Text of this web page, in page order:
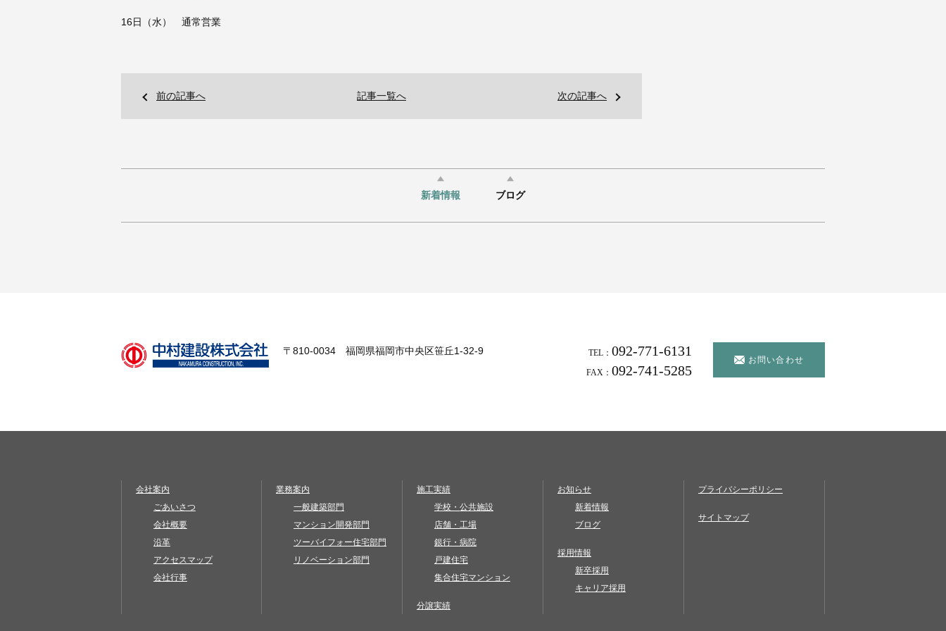
16日（水） 通常営業
前の記事へ 次の記事へ
記事一覧へ
新着情報 ブログ
〒810-0034 福岡県福岡市中央区笹丘1-32-9 TEL： 092-771-6131
FAX： 092-741-5285
お問い合わせ
会社案内
ごあいさつ
会社概要
沿革
アクセスマップ
会社行事
業務案内
一般建築部門
マンション開発部門
ツーバイフォー住宅部門
リノベーション部門
施工実績
学校・公共施設
店舗・工場
銀行・病院
戸建住宅
集合住宅マンション
分譲実績
お知らせ
新着情報
ブログ
採用情報
新卒採用
キャリア採用
プライバシーポリシー
サイトマップ